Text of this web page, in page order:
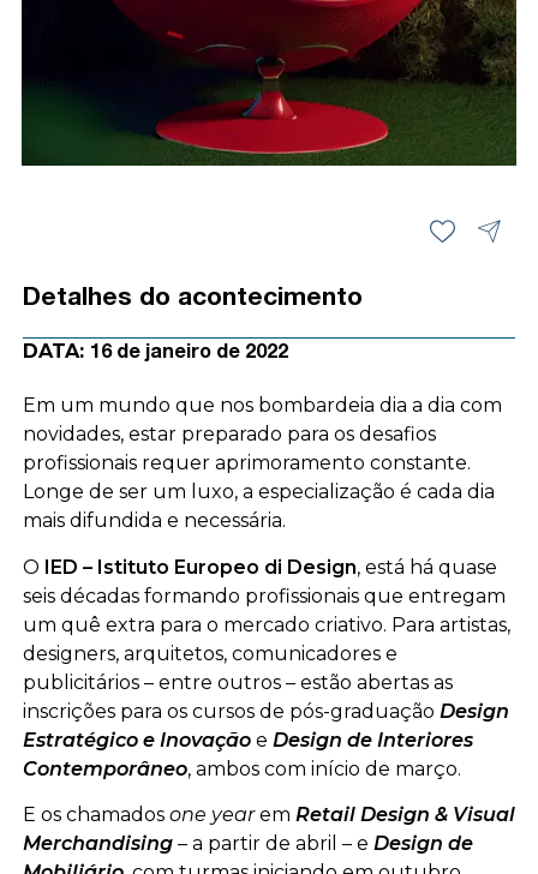
Detalhes do acontecimento
DATA: 16 de janeiro de 2022
Em um mundo que nos bombardeia dia a dia com
novidades, estar preparado para os desafios
profissionais requer aprimoramento constante.
Longe de ser um luxo, a especialização é cada dia
mais difundida e necessária.
O IED – Istituto Europeo di Design, está há quase
seis décadas formando profissionais que entregam
um quê extra para o mercado criativo. Para artistas,
designers, arquitetos, comunicadores e
publicitários – entre outros – estão abertas as
inscrições para os cursos de pós-graduação Design
Estratégico e Inovação e Design de Interiores
Contemporâneo, ambos com início de março.
E os chamados one yearem Retail Design & Visual
Merchandising– a partir de abril – e Design de